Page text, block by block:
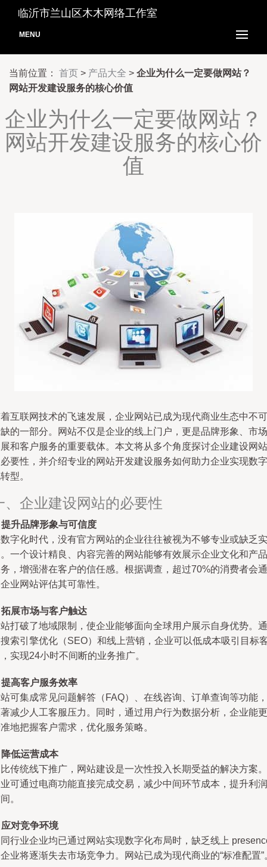
临沂市兰山区木木网络工作室
MENU
当前位置： 首页 > 产品大全 > 企业为什么一定要做网站？
网站开发建设服务的核心价值
企业为什么一定要做网站？
网站开发建设服务的核心价
值
互联网技术的飞速发展，企业网站已成为现代商业生态中不可
的一部分。网站不仅是企业的线上门户，更是品牌形象、市场
和客户服务的重要载体。本文将从多个角度探讨企业建设网站
要性，并介绍专业的网站开发建设服务如何助力企业实现数字
型。
、企业建设网站的必要性
提升品牌形象与可信度
字化时代，没有官方网站的企业往往被视为不够专业或缺乏实
一个设计精良、内容完善的网站能够有效展示企业文化和产品
，增强潜在客户的信任感。根据调查，超过70%的消费者会通
业网站评估其可靠性。
拓展市场与客户触达
打破了地域限制，使企业能够面向全球用户展示自身优势。通
索引擎优化（SEO）和线上营销，企业可以低成本吸引目标
实现24小时不间断的业务推广。
提高客户服务效率
可集成常见问题解答（FAQ）、在线咨询、订单查询等功能，
减少人工客服压力。同时，通过用户行为数据分析，企业能更
地把握客户需求，优化服务策略。
降低运营成本
传统线下推广，网站建设是一次性投入长期受益的解决方案。
可通过电商功能直接完成交易，减少中间环节成本，提升利润
。
应对竞争环境
行业企业均已通过网站实现数字化布局时，缺乏线上
业将逐渐失去市场竞争力。网站已成为现代商业的“标准配置”